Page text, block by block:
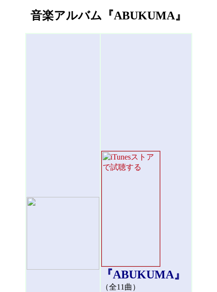
音楽アルバム『ABUKUMA』
『ABUKUMA』
（全11曲）